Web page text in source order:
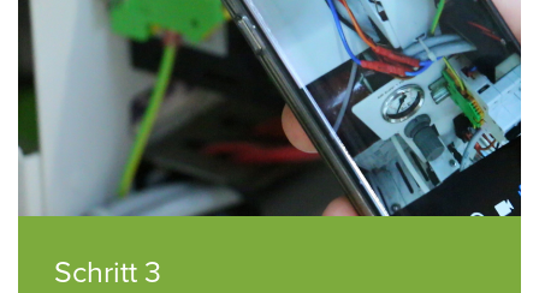
Schritt 3